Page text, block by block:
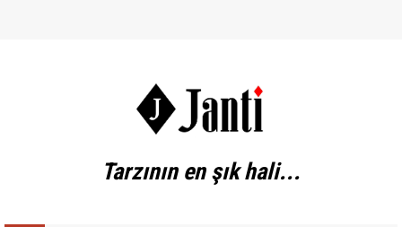
Tarzının en şık hali...